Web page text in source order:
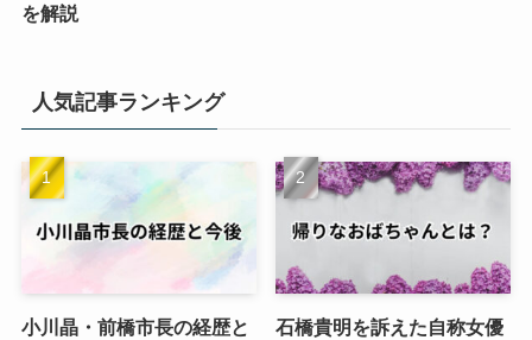
を解説
人気記事ランキング
小川晶・前橋市長の経歴と
石橋貴明を訴えた自称女優